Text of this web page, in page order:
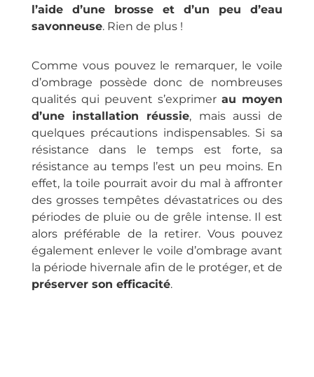
l’aide d’une brosse et d’un peu d’eau
savonneuse. Rien de plus !
Comme vous pouvez le remarquer, le voile
d’ombrage possède donc de nombreuses
qualités qui peuvent s’exprimerau moyen
d’une installation réussie, mais aussi de
quelques précautions indispensables. Si sa
résistance dans le temps est forte, sa
résistance au temps l’est un peu moins. En
effet, la toile pourrait avoir du mal à affronter
des grosses tempêtes dévastatrices ou des
périodes de pluie ou de grêle intense. Il est
alors préférable de la retirer. Vous pouvez
également enlever le voile d’ombrage avant
la période hivernale afin de le protéger, et de
préserver son efficacité.